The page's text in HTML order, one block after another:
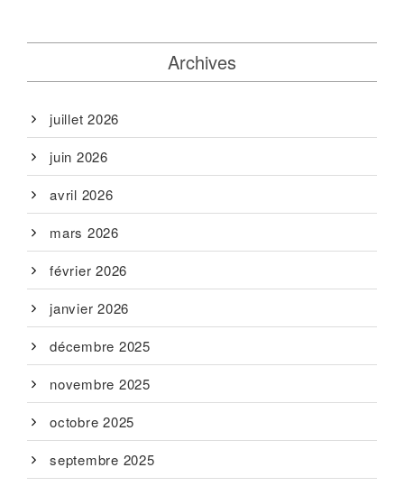
Archives
juillet 2026
juin 2026
avril 2026
mars 2026
février 2026
janvier 2026
décembre 2025
novembre 2025
octobre 2025
septembre 2025